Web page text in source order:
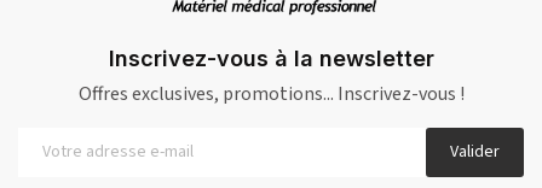
Inscrivez-vous à la newsletter
Offres exclusives, promotions... Inscrivez-vous !
Valider